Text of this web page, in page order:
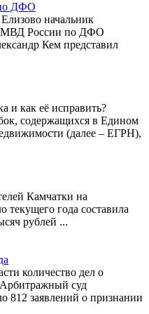
ДФО
начальник
МВД России по ДФО
Кем представил
и как её исправить?
содержащихся в Едином
(далее – ЕГРН),
Камчатки на
текущего года составила
рублей ...
количество дел о
суд
812 заявлений о признании